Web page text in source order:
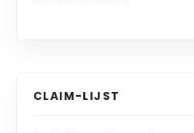
CLAIM-LIJST